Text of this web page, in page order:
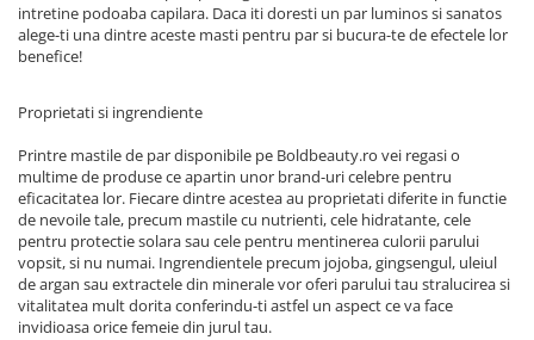
intretine podoaba capilara. Daca iti doresti un par luminos si sanatos
alege-ti una dintre aceste masti pentru par si bucura-te de efectele lor
benefice!
Proprietati si ingrendiente
Printre mastile de par disponibile pe Boldbeauty.ro vei regasi o
multime de produse ce apartin unor brand-uri celebre pentru
eficacitatea lor. Fiecare dintre acestea au proprietati diferite in functie
de nevoile tale, precum mastile cu nutrienti, cele hidratante, cele
pentru protectie solara sau cele pentru mentinerea culorii parului
vopsit, si nu numai. Ingrendientele precum jojoba, gingsengul, uleiul
de argan sau extractele din minerale vor oferi parului tau stralucirea si
vitalitatea mult dorita conferindu-ti astfel un aspect ce va face
invidioasa orice femeie din jurul tau.